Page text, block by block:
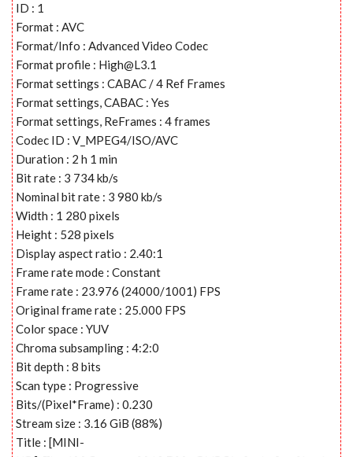
ID : 1
Format : AVC
Format/Info : Advanced Video Codec
Format profile : High@L3.1
Format settings : CABAC / 4 Ref Frames
Format settings, CABAC : Yes
Format settings, ReFrames : 4 frames
Codec ID : V_MPEG4/ISO/AVC
Duration : 2 h 1 min
Bit rate : 3 734 kb/s
Nominal bit rate : 3 980 kb/s
Width : 1 280 pixels
Height : 528 pixels
Display aspect ratio : 2.40:1
Frame rate mode : Constant
Frame rate : 23.976 (24000/1001) FPS
Original frame rate : 25.000 FPS
Color space : YUV
Chroma subsampling : 4:2:0
Bit depth : 8 bits
Scan type : Progressive
Bits/(Pixel*Frame) : 0.230
Stream size : 3.16 GiB (88%)
Title : [MINI-